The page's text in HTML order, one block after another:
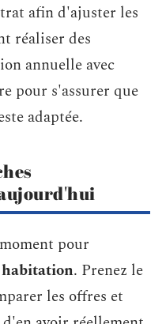
afin d'ajuster les
réaliser des
annuelle avec
pour s'assurer que
adaptée.
pour
habitation. Prenez le
les offres et